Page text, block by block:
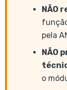
NÃO
pela
NÃO
o